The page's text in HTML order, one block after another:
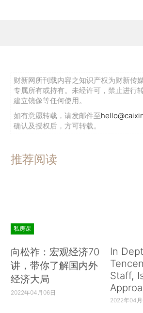
财新网所刊载内容之知识产权为财新传
专属所有或持有。未经许可，禁止进行
建立镜像等任何使用。
如有意愿转载，请发邮件至
确认及授权后，方可转载。
推荐阅读
私房课
向松祚：宏观经济70
讲，带你了解国内外
经济大局
2022年04月06日
In
Staff,
2022年04月